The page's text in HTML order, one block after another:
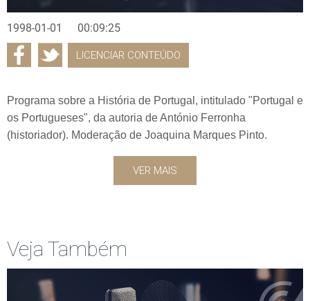
1998-01-01 00:09:25
LICENCIAR CONTEÚDO
Programa sobre a História de Portugal, intitulado "Portugal e
os Portugueses", da autoria de António Ferronha
(historiador). Moderação de Joaquina Marques Pinto.
VER MAIS
Veja Também